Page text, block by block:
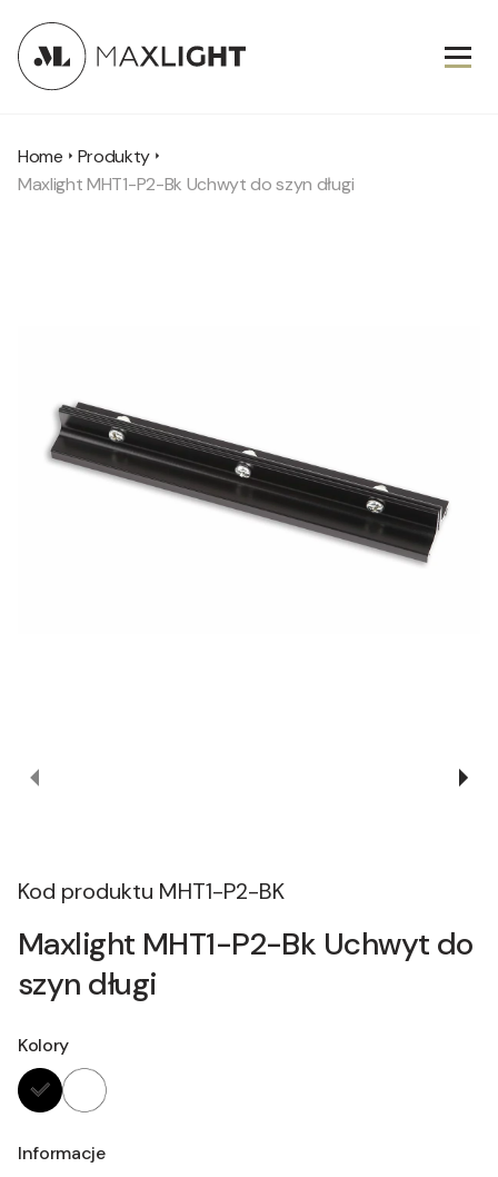
Home
Produkty
Maxlight MHT1-P2-Bk Uchwyt do szyn długi
Kod produktu MHT1-P2-BK
Maxlight MHT1-P2-Bk Uchwyt do
szyn długi
Kolory
Informacje